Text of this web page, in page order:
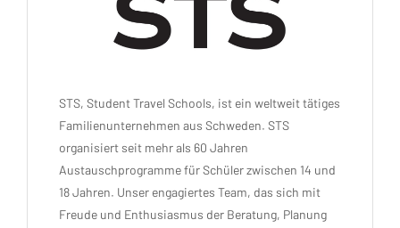
STS, Student Travel Schools, ist ein weltweit tätiges
Familienunternehmen aus Schweden. STS
organisiert seit mehr als 60 Jahren
Austauschprogramme für Schüler zwischen 14 und
18 Jahren. Unser engagiertes Team, das sich mit
Freude und Enthusiasmus der Beratung, Planung